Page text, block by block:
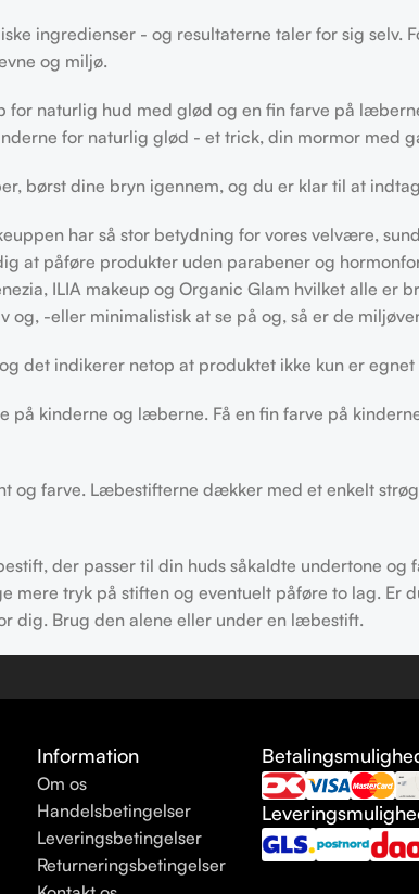
ingredienser - og resultaterne taler for sig
og miljø.
for naturlig hud med glød og en fin farve på
for naturlig glød - et trick, din mormor med
børst dine bryn igennem, og du er klar til at
har så stor betydning for vores velvære,
at påføre produkter uden parabener og
ILIA makeup og Organic Glam hvilket alle
-eller minimalistisk at se på og, så er de
det indikerer netop at produktet ikke kun er
på kinderne og læberne. Få en fin farve på
og farve. Læbestifterne dækker med et enkelt
der passer til din huds såkaldte undertone
tryk på stiften og eventuelt påføre to lag. Er
dig. Brug den alene eller under en læbestift.
Information
Om os
Handelsbetingelser
Leveringsbetingelser
Returneringsbetingelser